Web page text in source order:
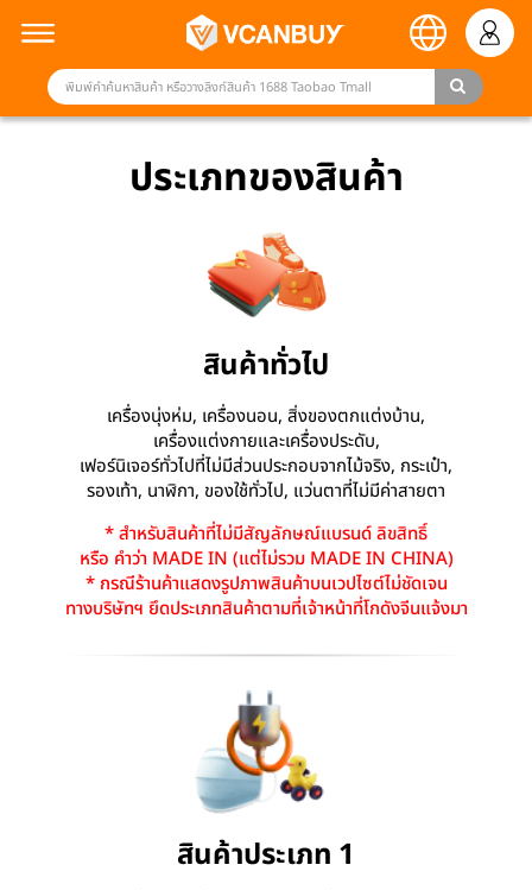
ประเภทของสินค้า
สินค้าทั่วไป
เครื่องนุ่งห่ม, เครื่องนอน, สิ่งของตกแต่งบ้าน,
เครื่องแต่งกายและเครื่องประดับ,
เฟอร์นิเจอร์ทั่วไปที่ไม่มีส่วนประกอบจากไม้จริง, กระเป๋า,
รองเท้า, นาฬิกา, ของใช้ทั่วไป, แว่นตาที่ไม่มีค่าสายตา
* สำหรับสินค้าที่ไม่มีสัญลักษณ์แบรนด์ ลิขสิทธิ์
หรือ คำว่า MADE IN (แต่ไม่รวม MADE IN CHINA)
* กรณีร้านค้าแสดงรูปภาพสินค้าบนเวปไซต์ไม่ชัดเจน
ทางบริษัทฯ ยึดประเภทสินค้าตามที่เจ้าหน้าที่โกดังจีนแจ้งมา
สินค้าประเภท 1